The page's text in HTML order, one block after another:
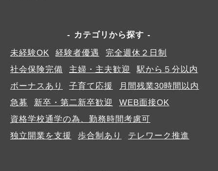
カテゴリから探す
未経験OK
経験者優遇
完全週休２日制
社会保険完備
主婦・主夫歓迎
駅から５分以内
ボーナスあり
子育て応援
月間残業30時間以内
急募
新卒・第二新卒歓迎
WEB面接OK
資格学校通学の為、勤務時間考慮可
独立開業を支援
歩合制あり テレワーク推進